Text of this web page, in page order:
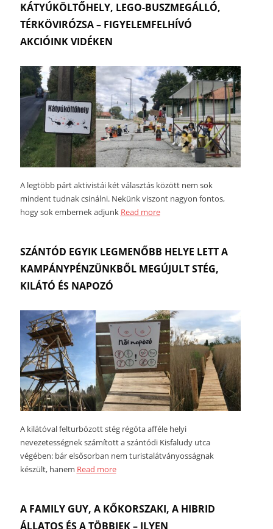
KÁTYÚKÖLTŐHELY, LEGO-BUSZMEGÁLLÓ,
TÉRKÖVIRÓZSA – FIGYELEMFELHÍVÓ
AKCIÓINK VIDÉKEN
A legtöbb párt aktivistái két választás között nem sok
mindent tudnak csinálni. Nekünk viszont nagyon fontos,
hogy sok embernek adjunk Read more
SZÁNTÓD EGYIK LEGMENŐBB HELYE LETT A
KAMPÁNYPÉNZÜNKBŐL MEGÚJULT STÉG,
KILÁTÓ ÉS NAPOZÓ
A kilátóval felturbózott stég régóta afféle helyi
nevezetességnek számított a szántódi Kisfaludy utca
végében: bár elsősorban nem turistalátványosságnak
készült, hanem Read more
A FAMILY GUY, A KŐKORSZAKI, A HIBRID
ÁLLATOS ÉS A TÖBBIEK – ILYEN